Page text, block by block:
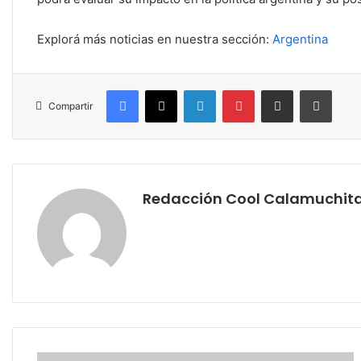
Explorá más noticias en nuestra sección: Argentina
Compartir
Facebook
X LinkedInPinterestCompartir por correo electrónico
Redacción Cool